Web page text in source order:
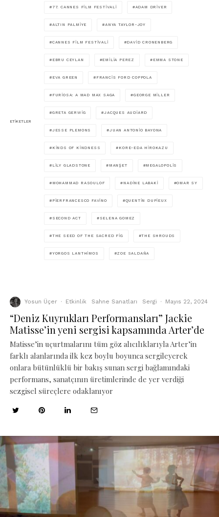
ETIKETLER
77. CANNES FILM FESTIVALI ADAM DRIVER
ALTIN PALMIYE ANYA TAYLOR-JOY
CANNES FILM FESTIVALI DAVID CRONENBERG
EBRU CEYLAN EMILIA PEREZ EMMA STONE
EVA GREEN FRANCIS FORD COPPOLA
FURIOSA: A MAD MAX SAGA GEORGE MILLER
GRETA GERWIG JACQUES AUDIARD
JESSE PLEMONS JUAN ANTONIO BAYONA
KINDS OF KINDNESS KORE-EDA HIROKAZU
LILY GLADSTONE MANŞET MEGALOPOLIS
MOHAMMAD RASOULOF NADINE LABAKI OMAR SY
PIERFRANCESCO FAVINO QUENTIN DUPIEUX
SECOND ACT SELENA GOMEZ
THE SEED OF THE SACRED FIG THE SHROUDS
YORGOS LANTHIMOS ZOE SALDAÑA
Yosun Üçer · Etkinlik Sahne Sanatları Sergi · Mayıs 22, 2024
“Deniz Kuyrukları Performansları” Jackie
Matisse’in yeni sergisi kapsamında Arter’de
Matisse’in uçurtmalarını tüm göz alıcılıklarıyla Arter’in
farklı alanlarında ilk kez boylu boyunca sergileyerek
onlara bütünlüklü bir bakış sunan sergi bağlamındaki
performans, sanatçının üretimlerinde de yer verdiği
sezgisel süreçlere odaklanıyor